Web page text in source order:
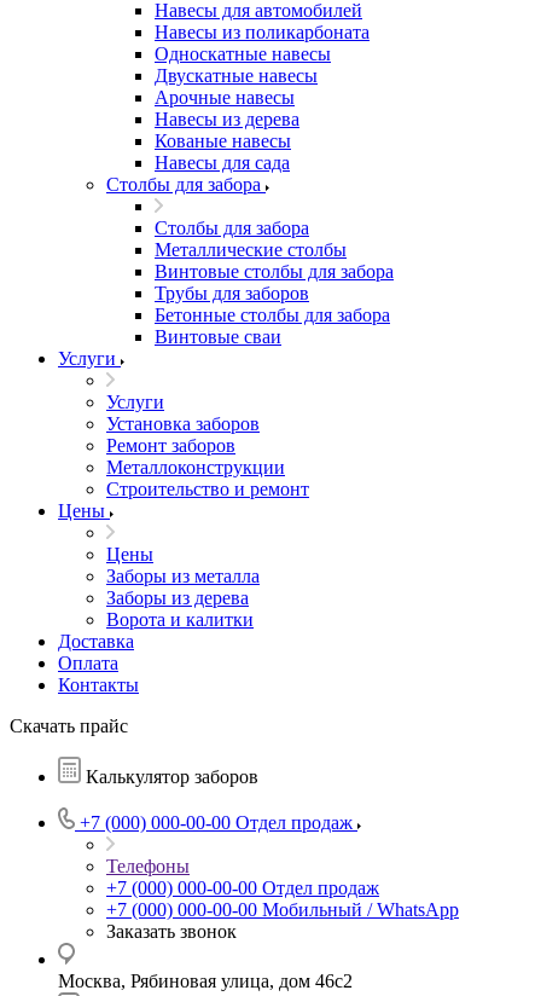
Навесы для автомобилей
Навесы из поликарбоната
Односкатные навесы
Двускатные навесы
Арочные навесы
Навесы из дерева
Кованые навесы
Навесы для сада
Столбы для забора
Столбы для забора
Металлические столбы
Винтовые столбы для забора
Трубы для заборов
Бетонные столбы для забора
Винтовые сваи
Услуги
Услуги
Установка заборов
Ремонт заборов
Металлоконструкции
Строительство и ремонт
Цены
Цены
Заборы из металла
Заборы из дерева
Ворота и калитки
Доставка
Оплата
Контакты
Скачать прайс
Калькулятор заборов
+7 (000) 000-00-00 Отдел продаж
Телефоны
+7 (000) 000-00-00 Отдел продаж
+7 (000) 000-00-00 Мобильный / WhatsApp
Заказать звонок
Москва, Рябиновая улица, дом 46с2